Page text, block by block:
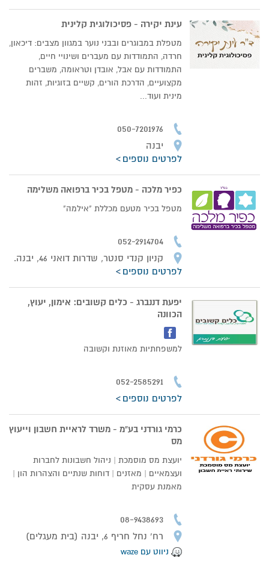
עינת יקירה - פסיכולוגית קלינית
מטפלת במבוגרים ובבני נוער במגוון מצבים: דיכאון,
חרדה, התמודדות עם מעברים ושינויי חיים,
התמודדות עם אבל, אובדן וטראומה, משברים
מקצועיים, הדרכת הורים, קשיים בזוגיות, זהות
מינית ועוד...
050-7201976
יבנה
לפרטים נוספים
כפיר מלכה - מטפל בכיר ברפואה משלימה
מטפל בכיר מטעם מכללת "אילמה"
052-2914704
קניון קנדי סנטר, שדרות דואני 46, יבנה.
לפרטים נוספים
יפעת דננברג - כלים קשובים: אימון, יעוץ,
הכוונה
למשפחתיות מאוזנת וקשובה
052-2585291
לפרטים נוספים
כרמי גורדני בע”מ - משרד לראיית חשבון וייעוץ
מס
יועצת מס מוסמכת | ניהול חשבונות לחברות
ועצמאיים | מאזנים | דוחות שנתיים והצהרות הון |
מאמנת עסקית
08-9438693
רח' נחל חריף 6, יבנה (בית מעגלים)
ניווט עם waze